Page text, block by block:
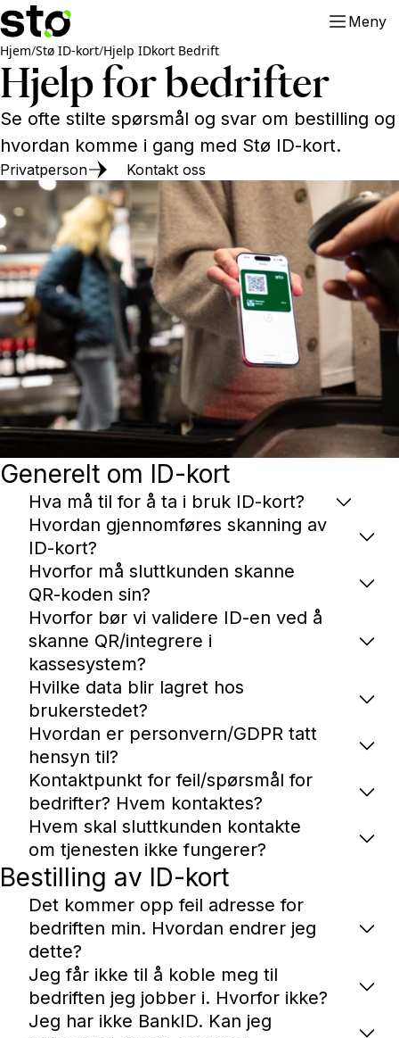
Meny
Hjem/Stø ID-kort/Hjelp IDkort Bedrift
Hjelp for bedrifter
Se ofte stilte spørsmål og svar om bestilling og
hvordan komme i gang med Stø ID-kort.
Privatperson Kontakt oss
Generelt om ID-kort
Hva må til for å ta i bruk ID-kort?
Hvordan gjennomføres skanning av
ID-kort?
Hvorfor må sluttkunden skanne
QR-koden sin?
Hvorfor bør vi validere ID-en ved å
skanne QR/integrere i
kassesystem?
Hvilke data blir lagret hos
brukerstedet?
Hvordan er personvern/GDPR tatt
hensyn til?
Kontaktpunkt for feil/spørsmål for
bedrifter? Hvem kontaktes?
Hvem skal sluttkunden kontakte
om tjenesten ikke fungerer?
Bestilling av ID-kort
Det kommer opp feil adresse for
bedriften min. Hvordan endrer jeg
dette?
Jeg får ikke til å koble meg til
bedriften jeg jobber i. Hvorfor ikke?
Jeg har ikke BankID. Kan jeg